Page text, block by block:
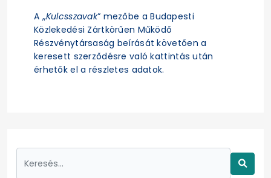
A „Kulcsszavak” mezőbe a Budapesti
Közlekedési Zártkörűen Működő
Részvénytársaság beírását követően a
keresett szerződésre való kattintás után
érhetők el a részletes adatok.